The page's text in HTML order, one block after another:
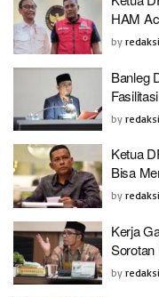
HAM
by
Banleg
by
Ketua
Bisa
by
Kerja
by